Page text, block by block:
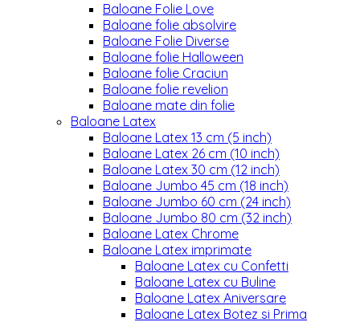
Baloane Folie Love
Baloane folie absolvire
Baloane Folie Diverse
Baloane folie Halloween
Baloane folie Craciun
Baloane folie revelion
Baloane mate din folie
Baloane Latex
Baloane Latex 13 cm (5 inch)
Baloane Latex 26 cm (10 inch)
Baloane Latex 30 cm (12 inch)
Baloane Jumbo 45 cm (18 inch)
Baloane Jumbo 60 cm (24 inch)
Baloane Jumbo 80 cm (32 inch)
Baloane Latex Chrome
Baloane Latex imprimate
Baloane Latex cu Confetti
Baloane Latex cu Buline
Baloane Latex Aniversare
Baloane Latex Botez si Prima